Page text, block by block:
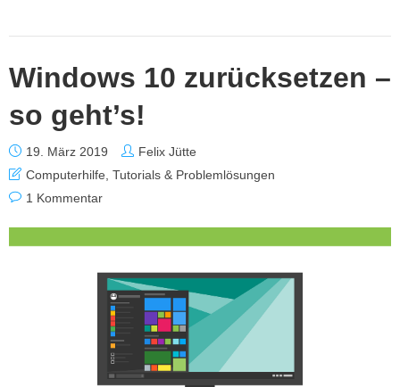
Windows 10 zurücksetzen –
so geht’s!
19. März 2019
Felix Jütte
Computerhilfe Tutorials & Problemlösungen
1 Kommentar